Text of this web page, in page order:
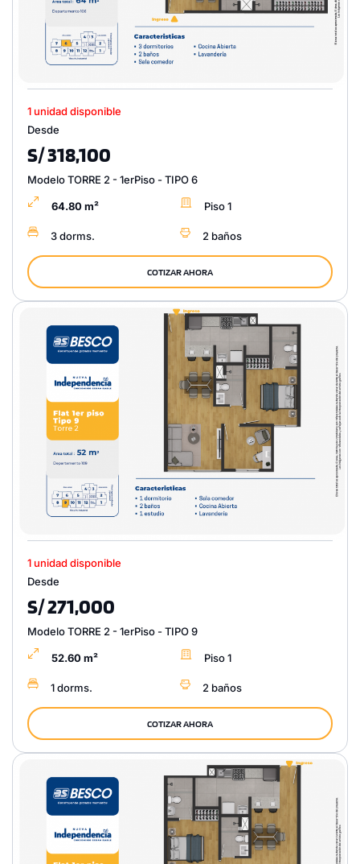
1 unidad disponible
Desde
S/ 318,100
Modelo TORRE 2 - 1erPiso - TIPO 6
64.80 m² Piso 1
3 dorms. 2 baños
COTIZAR AHORA
1 unidad disponible
Desde
S/ 271,000
Modelo TORRE 2 - 1erPiso - TIPO 9
52.60 m² Piso 1
1 dorms. 2 baños
COTIZAR AHORA